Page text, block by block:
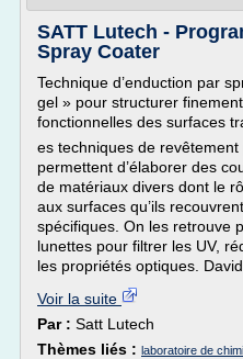
SATT Lutech -
Spray Coater
Technique d’enduction par
gel » pour structurer
fonctionnelles des surfaces
es techniques de
permettent d’élaborer des
de matériaux divers dont le
aux surfaces qu’ils
spécifiques. On les retrouve
lunettes pour filtrer les UV,
les propriétés optiques. David
Voir la suite
Par : Satt Lutech
Thèmes liés : laboratoire de